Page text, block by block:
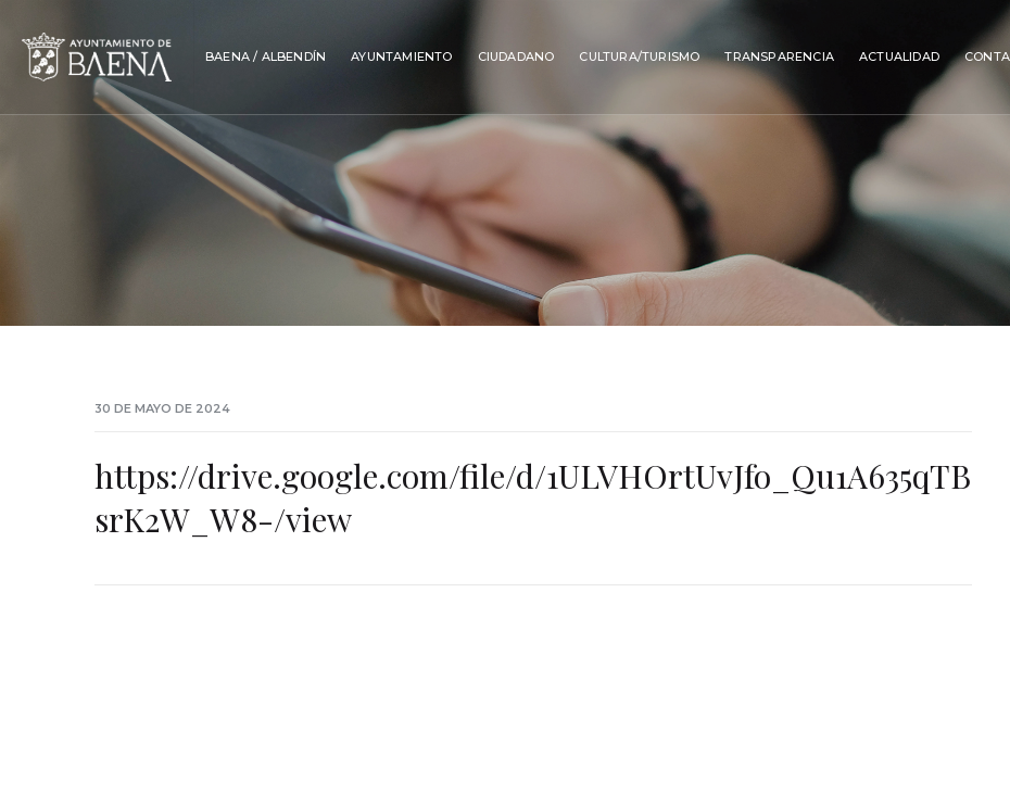
BAENA / ALBENDÍN AYUNTAMIENTO CIUDADANO CULTURA/TURISMO TRANSPARENCIA ACTUALIDAD
30 DE MAYO DE 2024
https://drive.google.com/file/d/1ULVHOrtUvJfo_Qu1A635qTB
srK2W_W8-/view